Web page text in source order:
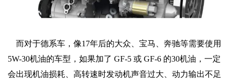
而对于德系车，像17年后的大众、宝马、奔驰等需要使用
5W-30机油的车型，如果加了 GF-5 或 GF-6 的30机油，一定
会出现机油损耗、高转速时发动机声音过大、动力输出不足